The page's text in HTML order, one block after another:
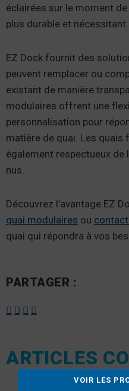
éclairées sur le moment
plus durable et nécessitant
EZ Dock fournit des
peuvent remplacer ou
existant de manière
modulaires offrent une
personnalisation pour
matière de quai. Les quais
également respectueux de
nus.
Découvrez l’avantage EZ
quai modulaires ou
quai qui répondra à vos
PARTAGER :
ARTICLES
VOIR LES